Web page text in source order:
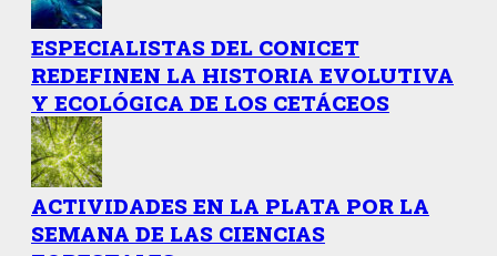
ESPECIALISTAS DEL CONICET
REDEFINEN LA HISTORIA EVOLUTIVA
Y ECOLÓGICA DE LOS CETÁCEOS
ACTIVIDADES EN LA PLATA POR LA
SEMANA DE LAS CIENCIAS